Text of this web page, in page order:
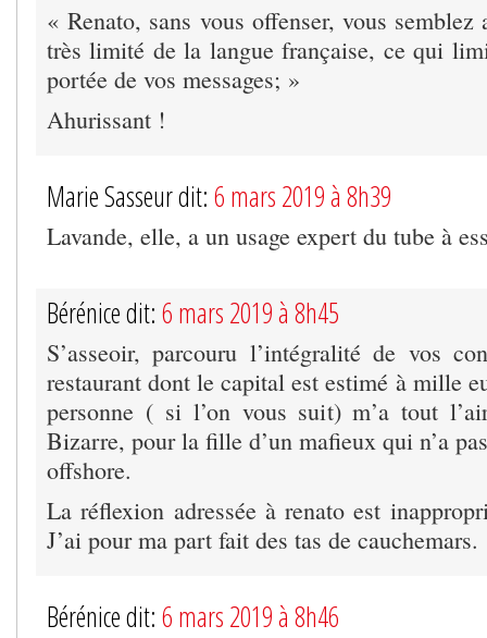
« Renato, sans vous offenser, vous semblez
très limité de la langue française, ce qui
portée de vos messages; »
Ahurissant !
Marie Sasseur dit: 6 mars 2019 à 8h39
Lavande, elle, a un usage expert du tube à
Bérénice dit: 6 mars 2019 à 8h45
S’asseoir, parcouru l’intégralité de vos
restaurant dont le capital est estimé à mille
personne ( si l’on vous suit) m’a tout
Bizarre, pour la fille d’un mafieux qui n’a
offshore.
La réflexion adressée à renato est
J’ai pour ma part fait des tas de cauchemars.
Bérénice dit: 6 mars 2019 à 8h46